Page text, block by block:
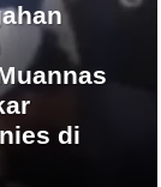
di